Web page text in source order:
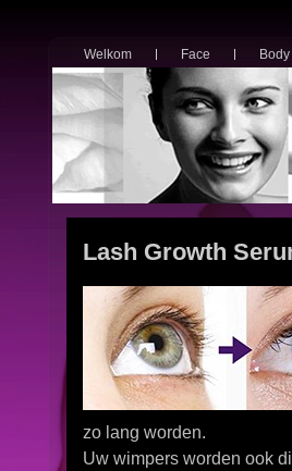
Welkom Face Body
Lash Growth
zo lang worden.
Uw wimpers worden ook